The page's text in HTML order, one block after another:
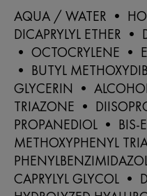
AQUA / WATER •
DICAPRYLYL ETHER •
• OCTOCRYLENE •
• BUTYL
GLYCERIN •
TRIAZONE •
PROPANEDIOL • BIS-
METHOXYPHENYL
CAPRYLYL GLYCOL •